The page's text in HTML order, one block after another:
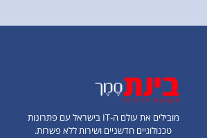
מובילים את עולם ה-IT בישראל עם פתרונות
טכנולוגיים חדשניים ושירות ללא פשרות.